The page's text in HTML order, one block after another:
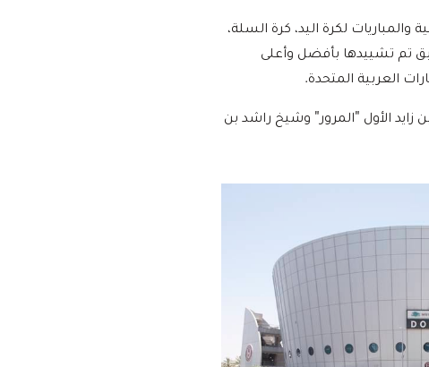
لكرة اليد، كرة السلة،
1992، وهي مكونة من ثلاثة طوابق تم تشييدها بأفضل وأعلى
العربية المتحدة.
الأول "المرور" وشيخ راشد بن